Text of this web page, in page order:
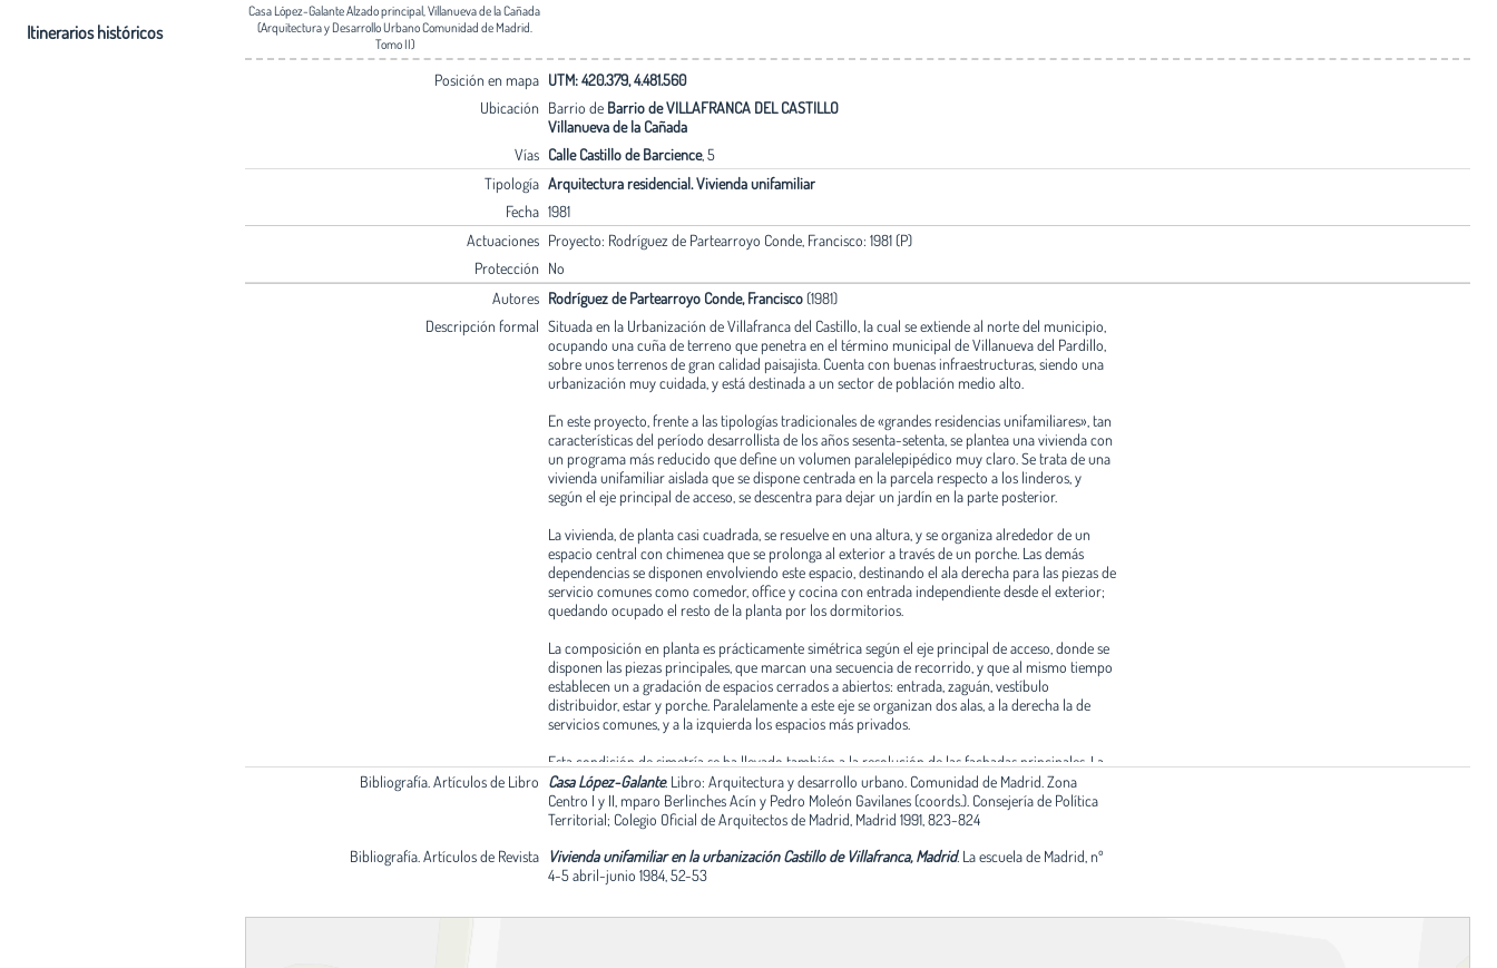
Itinerarios históricos
Casa López-Galante Alzado principal, Villanueva de la Cañada
(Arquitectura y Desarrollo Urbano Comunidad de Madrid.
Tomo II)
Posición en mapa UTM: 420.379, 4.481.560
Ubicación Barrio de Barrio de VILLAFRANCA DEL CASTILLO
Villanueva de la Cañada
Vías Calle Castillo de Barcience, 5
Tipología Arquitectura residencial. Vivienda unifamiliar
Fecha 1981
Actuaciones Proyecto: Rodríguez de Partearroyo Conde, Francisco: 1981 (P)
Protección No
Autores Rodríguez de Partearroyo Conde, Francisco(1981)
Descripción formal Situada en la Urbanización de Villafranca del Castillo, la cual se extiende al norte del municipio,
ocupando una cuña de terreno que penetra en el término municipal de Villanueva del Pardillo,
sobre unos terrenos de gran calidad paisajista. Cuenta con buenas infraestructuras, siendo una
urbanización muy cuidada, y está destinada a un sector de población medio­ alto.
En este proyecto, frente a las tipologías tradicionales de «grandes residencias unifamiliares», tan
características del período desarrollista de los años sesenta-setenta, se plantea una vivienda con
un programa más reducido que define un volumen paralelepipédico muy claro. Se trata de una
vivienda unifamiliar aislada que se dispone centrada en la parcela respecto a los linderos, y
según el eje principal de acceso, se descentra para dejar un jardín en la parte posterior.
La vivienda, de planta casi cuadrada, se resuelve en una altura, y se organiza alrededor de un
espacio central con chimenea que se prolonga al exterior a través de un porche. Las demás
dependencias se disponen envolviendo este espacio, destinando el ala derecha para las piezas de
servicio comunes como comedor, office y cocina con entrada independiente desde el exterior;
quedando ocupado el resto de la planta por los dormitorios.
La composición en planta es prácticamente simétrica según el eje principal de acceso, donde se
disponen las piezas principales, que marcan una secuencia de recorrido, y que al mismo tiempo
establecen un a gradación de espacios cerrados a abiertos: entrada, zaguán, vestíbulo
distribuidor, estar y porche. Paralelamente a este eje se organizan dos alas, a la derecha la de
servicios comunes, y a la izquierda los espacios más privados.
Esta condición de simetría se ha llevado también a la resolución de las fachadas principales. La
fachada de acceso, bastante ciega, se organiza con un esquema tripartito, destacando el vano
central de entrada, utilizando el recurso de retranquear el cerramiento y colocar dos columnas
que enmarcan la puerta. La fachada al jardín, por el contrario, se compone con un único gran
retranquea conformando un porche que queda enmarcado con dos columnas, y marcando el
eje se sitúa la chimenea. Los alzados laterales se componen atendiendo a las necesidades de los
Bibliografía. Artículos de Libro Casa López-Galante. Libro: Arquitectura y desarrollo urbano. Comunidad de Madrid. Zona
Centro I y II, mparo Berlinches Acín y Pedro Moleón Gavilanes (coords.). Consejería de Política
Territorial; Colegio Oficial de Arquitectos de Madrid, Madrid 1991, 823-824
Bibliografía. Artículos de Revista Vivienda unifamiliar en la urbanización Castillo de Villafranca, Madrid. La escuela de Madrid, nº
4-5 abril-junio 1984, 52-53